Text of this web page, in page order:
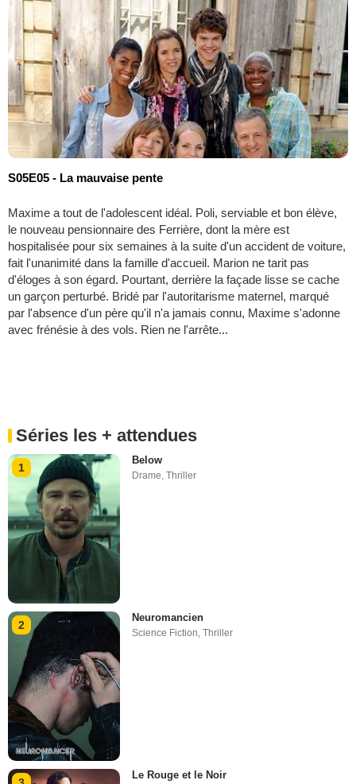
S05E05 - La mauvaise pente
Maxime a tout de l'adolescent idéal. Poli, serviable et bon élève,
le nouveau pensionnaire des Ferrière, dont la mère est
hospitalisée pour six semaines à la suite d'un accident de voiture,
fait l'unanimité dans la famille d'accueil. Marion ne tarit pas
d'éloges à son égard. Pourtant, derrière la façade lisse se cache
un garçon perturbé. Bridé par l'autoritarisme maternel, marqué
par l'absence d'un père qu'il n'a jamais connu, Maxime s'adonne
avec frénésie à des vols. Rien ne l'arrête...
Séries les + attendues
1
Below
Drame ,Thriller
2
Neuromancien
Science Fiction,Thriller
Le Rouge et le Noir